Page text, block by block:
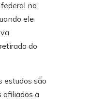
no
ele
do
estudos são
afiliados a